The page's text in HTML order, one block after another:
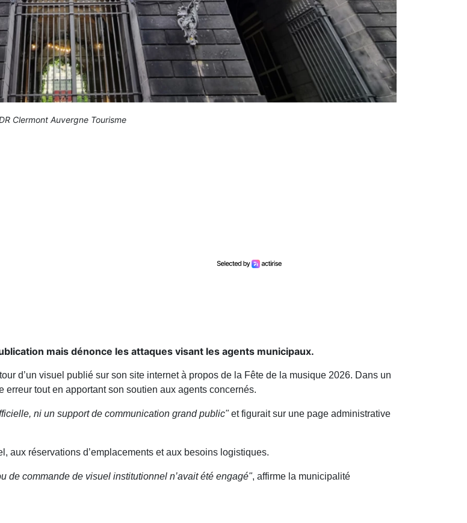
Clermont Auvergne Tourisme
mais dénonce les attaques visant les agents municipaux.
d’un visuel publié sur son site internet à propos de la Fête de la musique 2026. Dans un
tout en apportant son soutien aux agents concernés.
ni un support de communication grand public"et figurait sur une page administrative
aux réservations d’emplacements et aux besoins logistiques.
de commande de visuel institutionnel n’avait été engagé", affirme la municipalité